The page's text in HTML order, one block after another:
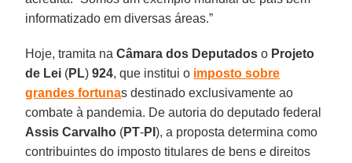
informatizado em diversas áreas.”
Hoje, tramita naCâmara dos Deputados o Projeto
de Lei (PL)924, que institui o imposto sobre
grandes fortunas destinado exclusivamente ao
combate à pandemia. De autoria do deputado federal
Assis Carvalho (PT-PI), a proposta determina como
contribuintes do imposto titulares de bens e direitos